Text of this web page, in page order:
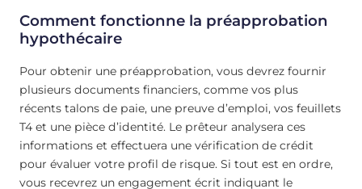
Comment fonctionne la préapprobation
hypothécaire
Pour obtenir une préapprobation, vous devrez fournir
plusieurs documents financiers, comme vos plus
récents talons de paie, une preuve d’emploi, vos feuillets
T4 et une pièce d’identité. Le prêteur analysera ces
informations et effectuera une vérification de crédit
pour évaluer votre profil de risque. Si tout est en ordre,
vous recevrez un engagement écrit indiquant le